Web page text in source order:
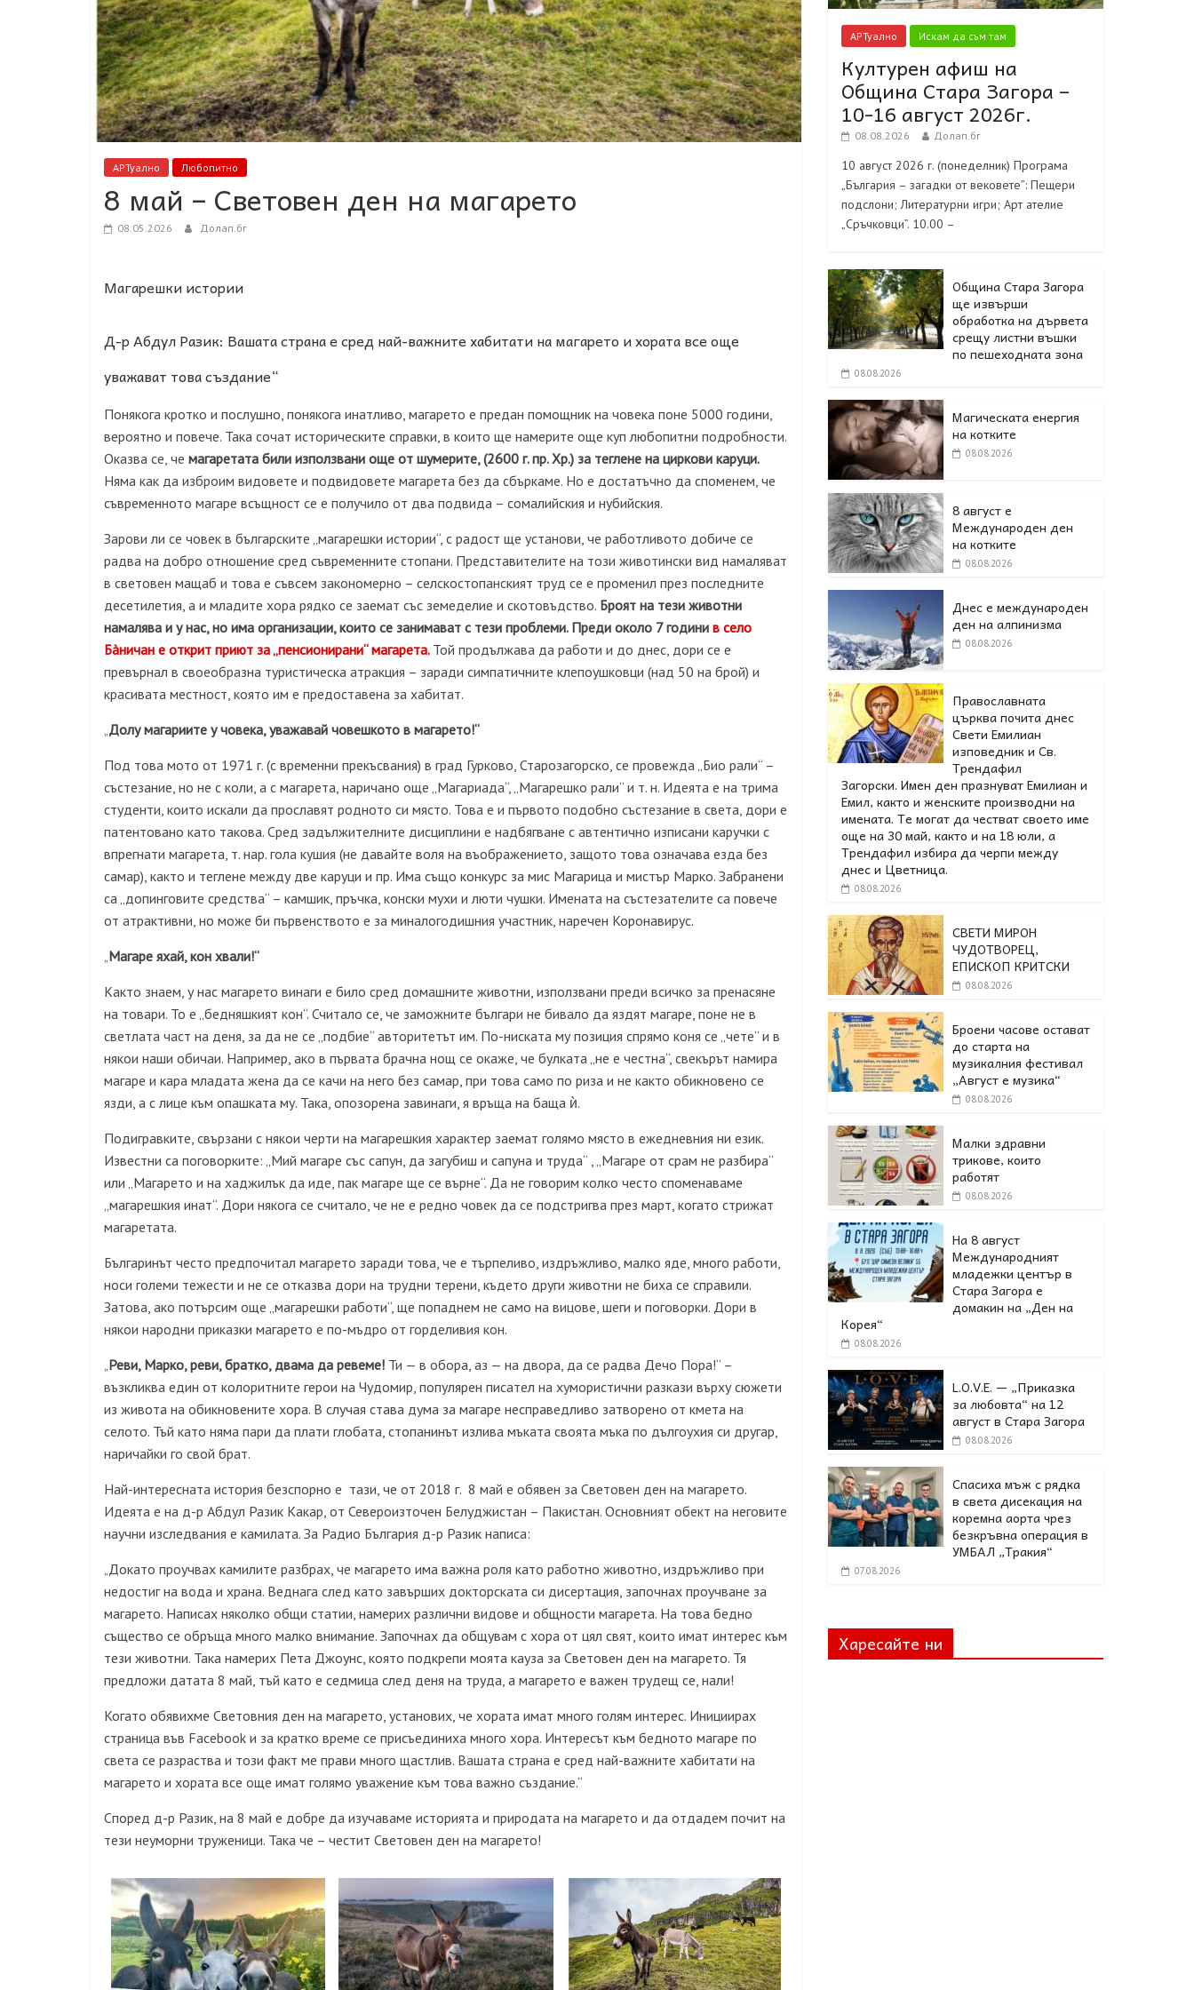
АРТуално Любопитно
8 май – Световен ден на магарето
08.05.2026 Долап.бг
Магарешки истории
Д-р Абдул Разик: Вашата страна е сред най-важните хабитати на магарето и хората все още
уважават това създание“
Понякога кротко и послушно, понякога инатливо, магарето е предан помощник на човека поне 5000 години,
вероятно и повече. Така сочат историческите справки, в които ще намерите още куп любопитни подробности.
Оказва се, че магаретата били използвани още от шумерите, (2600 г. пр. Хр.) за теглене на циркови каруци.
Няма как да изброим видовете и подвидовете магарета без да сбъркаме. Но е достатъчно да споменем, че
съвременното магаре всъщност се е получило от два подвида – сомалийския и нубийския.
Зарови ли се човек в българските „магарешки истории“, с радост ще установи, че работливото добиче се
радва на добро отношение сред съвременните стопани. Представителите на този животински вид намаляват
в световен мащаб и това е съвсем закономерно – селскостопанският труд се е променил през последните
десетилетия, а и младите хора рядко се заемат със земеделие и скотовъдство. Броят на тези животни
намалява и у нас, но има организации, които се занимават с тези проблеми. Преди около 7 години в село
Бàничан е открит приют за „пенсионирани“ магарета. Той продължава да работи и до днес, дори се е
превърнал в своеобразна туристическа атракция – заради симпатичните клепоушковци (над 50 на брой) и
красивата местност, която им е предоставена за хабитат.
„Долу магариите у човека, уважавай човешкото в магарето!“
Под това мото от 1971 г. (с временни прекъсвания) в град Гурково, Старозагорско, се провежда „Био рали“ –
състезание, но не с коли, а с магарета, наричано още „Магариада“, „Магарешко рали“ и т. н. Идеята е на трима
студенти, които искали да прославят родното си място. Това е и първото подобно състезание в света, дори е
патентовано като такова. Сред задължителните дисциплини е надбягване с автентично изписани каручки с
впрегнати магарета, т. нар. гола кушия (не давайте воля на въображението, защото това означава езда без
самар), както и теглене между две каруци и пр. Има също конкурс за мис Магарица и мистър Марко. Забранени
са „допинговите средства“ – камшик, пръчка, конски мухи и люти чушки. Имената на състезателите са повече
от атрактивни, но може би първенството е за миналогодишния участник, наречен Коронавирус.
„Магаре яхай, кон хвали!“
Както знаем, у нас магарето винаги е било сред домашните животни, използвани преди всичко за пренасяне
на товари. То е „бедняшкият кон“. Считало се, че заможните българи не бивало да яздят магаре, поне не в
светлата част на деня, за да не се „подбие“ авторитетът им. По-ниската му позиция спрямо коня се „чете“ и в
някои наши обичаи. Например, ако в първата брачна нощ се окаже, че булката „не е честна“, свекърът намира
магаре и кара младата жена да се качи на него без самар, при това само по риза и не както обикновено се
язди, а с лице към опашката му. Така, опозорена завинаги, я връща на баща ѝ.
Подигравките, свързани с някои черти на магарешкия характер заемат голямо място в ежедневния ни език.
Известни са поговорките: „Мий магаре със сапун, да загубиш и сапуна и труда“ , „Магаре от срам не разбира“
или „Магарето и на хаджилък да иде, пак магаре ще се върне“. Да не говорим колко често споменаваме
„магарешкия инат“. Дори някога се считало, че не е редно човек да се подстригва през март, когато стрижат
магаретата.
Българинът често предпочитал магарето заради това, че е търпеливо, издръжливо, малко яде, много работи,
носи големи тежести и не се отказва дори на трудни терени, където други животни не биха се справили.
Затова, ако потърсим още „магарешки работи“, ще попаднем не само на вицове, шеги и поговорки. Дори в
някои народни приказки магарето е по-мъдро от горделивия кон.
„Реви, Марко, реви, братко, двама да ревеме! Ти — в обора, аз — на двора, да се радва Дечо Пора!“ –
възкликва един от колоритните герои на Чудомир, популярен писател на хумористични разкази върху сюжети
из живота на обикновените хора. В случая става дума за магаре несправедливо затворено от кмета на
селото. Тъй като няма пари да плати глобата, стопанинът излива мъката своята мъка по дългоухия си другар,
наричайки го свой брат.
Най-интересната история безспорно е тази, че от 2018 г. 8 май е обявен за Световен ден на магарето.
Идеята е на д-р Абдул Разик Какар, от Североизточен Белуджистан – Пакистан. Основният обект на неговите
научни изследвания е камилата. За Радио България д-р Разик написа:
„Докато проучвах камилите разбрах, че магарето има важна роля като работно животно, издръжливо при
недостиг на вода и храна. Веднага след като завърших докторската си дисертация, започнах проучване за
магарето. Написах няколко общи статии, намерих различни видове и общности магарета. На това бедно
същество се обръща много малко внимание. Започнах да общувам с хора от цял свят, които имат интерес към
тези животни. Така намерих Пета Джоунс, която подкрепи моята кауза за Световен ден на магарето. Тя
предложи датата 8 май, тъй като е седмица след деня на труда, а магарето е важен трудещ се, нали!
Когато обявихме Световния ден на магарето, установих, че хората имат много голям интерес. Инициирах
страница във Facebook и за кратко време се присъединиха много хора. Интересът към бедното магаре по
света се разраства и този факт ме прави много щастлив. Вашата страна е сред най-важните хабитати на
магарето и хората все още имат голямо уважение към това важно създание.“
Според д-р Разик, на 8 май е добре да изучаваме историята и природата на магарето и да отдадем почит на
тези неуморни труженици. Така че – честит Световен ден на магарето!
АРТуално Искам да съм там
Културен афиш на
Община Стара Загора –
10-16 август 2026г.
08.08.2026 Долап.бг
10 август 2026 г. (понеделник) Програма
„България – загадки от вековете”: Пещери
подслони; Литературни игри; Арт ателие
„Сръчковци”. 10.00 –
Община Стара Загора
ще извърши
обработка на дървета
срещу листни въшки
по пешеходната зона
08.08.2026
Магическата енергия
на котките
08.08.2026
8 август е
Международен ден
на котките
08.08.2026
Днес е международен
ден на алпинизма
08.08.2026
Православната
църква почита днес
Свети Емилиан
изповедник и Св.
Трендафил
Загорски. Имен ден празнуват Емилиан и
Емил, както и женските производни на
имената. Те могат да честват своето име
още на 30 май, както и на 18 юли, а
Трендафил избира да черпи между
днес и Цветница.
08.08.2026
СВЕТИ МИРОН
ЧУДОТВОРЕЦ,
ЕПИСКОП КРИТСКИ
08.08.2026
Броени часове остават
до старта на
музикалния фестивал
„Август е музика“
08.08.2026
Малки здравни
трикове, които
работят
08.08.2026
На 8 август
Международният
младежки център в
Стара Загора е
домакин на „Ден на
Корея“
08.08.2026
L.O.V.E. — „Приказка
за любовта“ на 12
август в Стара Загора
08.08.2026
Спасиха мъж с рядка
в света дисекация на
коремна аорта чрез
безкръвна операция в
УМБАЛ „Тракия“
07.08.2026
Харесайте ни